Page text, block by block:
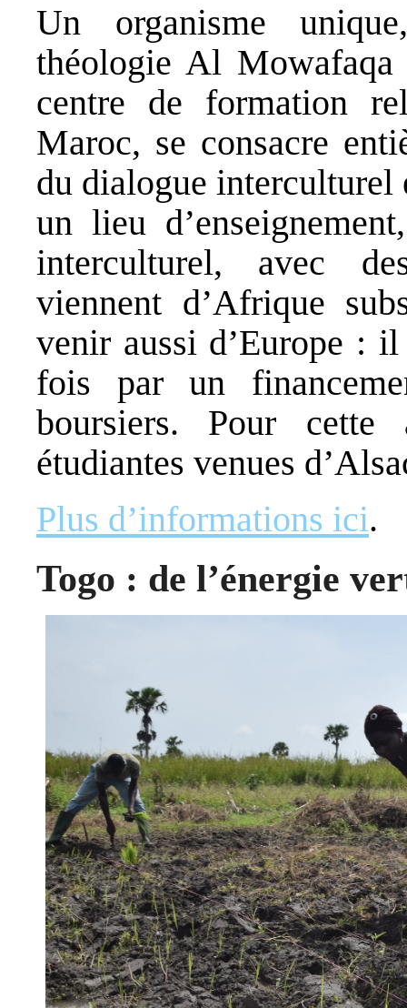
Un organisme
théologie Al
centre de formation
Maroc, se consacre
du dialogue interculturel
un lieu
interculturel, avec
viennent d’Afrique
venir aussi d’Europe :
fois par un
boursiers. Pour
étudiantes venues
Plus d’informations ici.
Togo : de l’énergie